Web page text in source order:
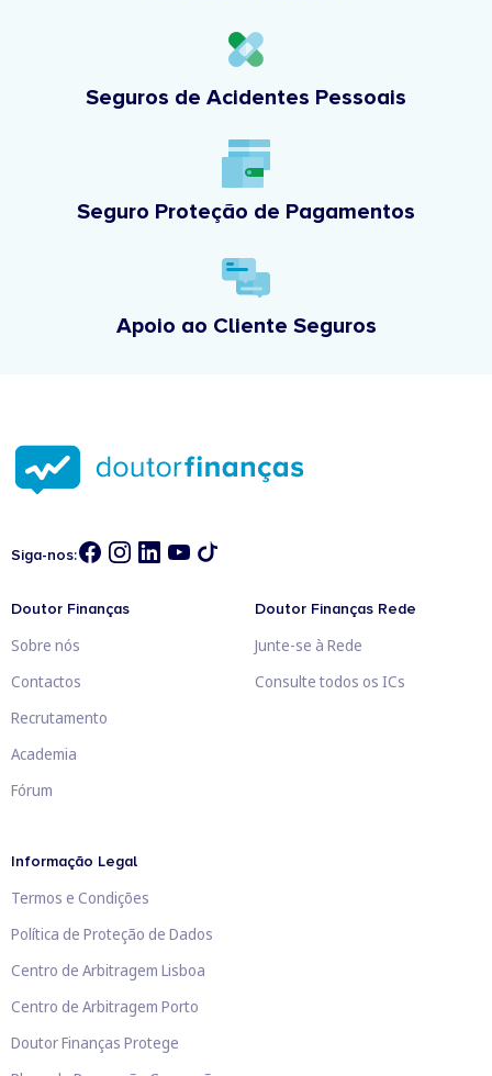
Seguros de Acidentes Pessoais
Seguro Proteção de Pagamentos
Apoio ao Cliente Seguros
Siga-nos:
Doutor Finanças
Sobre nós
Contactos
Recrutamento
Academia
Fórum
Doutor Finanças Rede
Junte-se à Rede
Consulte todos os ICs
Informação Legal
Termos e Condições
Política de Proteção de Dados
Centro de Arbitragem Lisboa
Centro de Arbitragem Porto
Doutor Finanças Protege